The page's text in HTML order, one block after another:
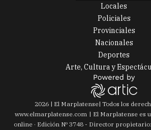
Locales
Policiales
Provinciales
Nacionales
Deportes
Arte, Cultura y
2026| El Marplatense| Todos los
www.elmarplatense.com
El Marplatense es
online · Edición Nº 3748- Director